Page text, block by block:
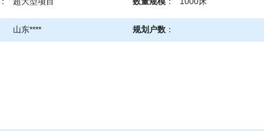
山东**** 规划户数 ：